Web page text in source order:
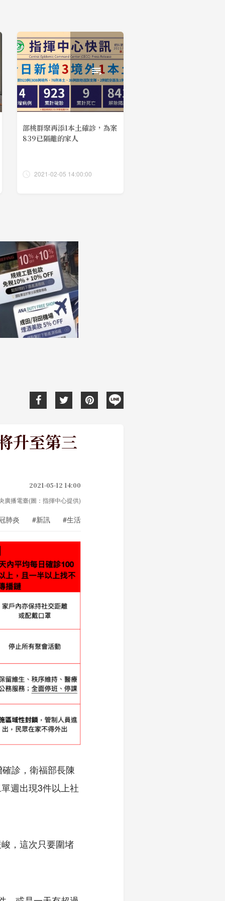
部桃群聚再添1本土確診，為案
839已隔離的家人
2021-02-05 14:00:00
升至第三
2021-05-12 14:00
廣播電臺(圖：指揮中心提供)
肺炎 #新訊 #生活
診，衛福部長陳
週出現3件以上社
，這次只要圍堵